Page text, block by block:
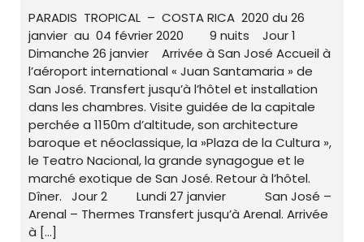
PARADIS TROPICAL – COSTA RICA 2020 du 26
janvier au 04 février 2020 9 nuits Jour 1
Dimanche 26 janvier Arrivée à San José Accueil à
l’aéroport international « Juan Santamaria » de
San José. Transfert jusqu’à l’hôtel et installation
dans les chambres. Visite guidée de la capitale
perchée a 1150m d’altitude, son architecture
baroque et néoclassique, la »Plaza de la Cultura »,
le Teatro Nacional, la grande synagogue et le
marché exotique de San José. Retour à l’hôtel.
Dîner. Jour 2 Lundi 27 janvier San José –
Arenal – Thermes Transfert jusqu’à Arenal. Arrivée
à […]